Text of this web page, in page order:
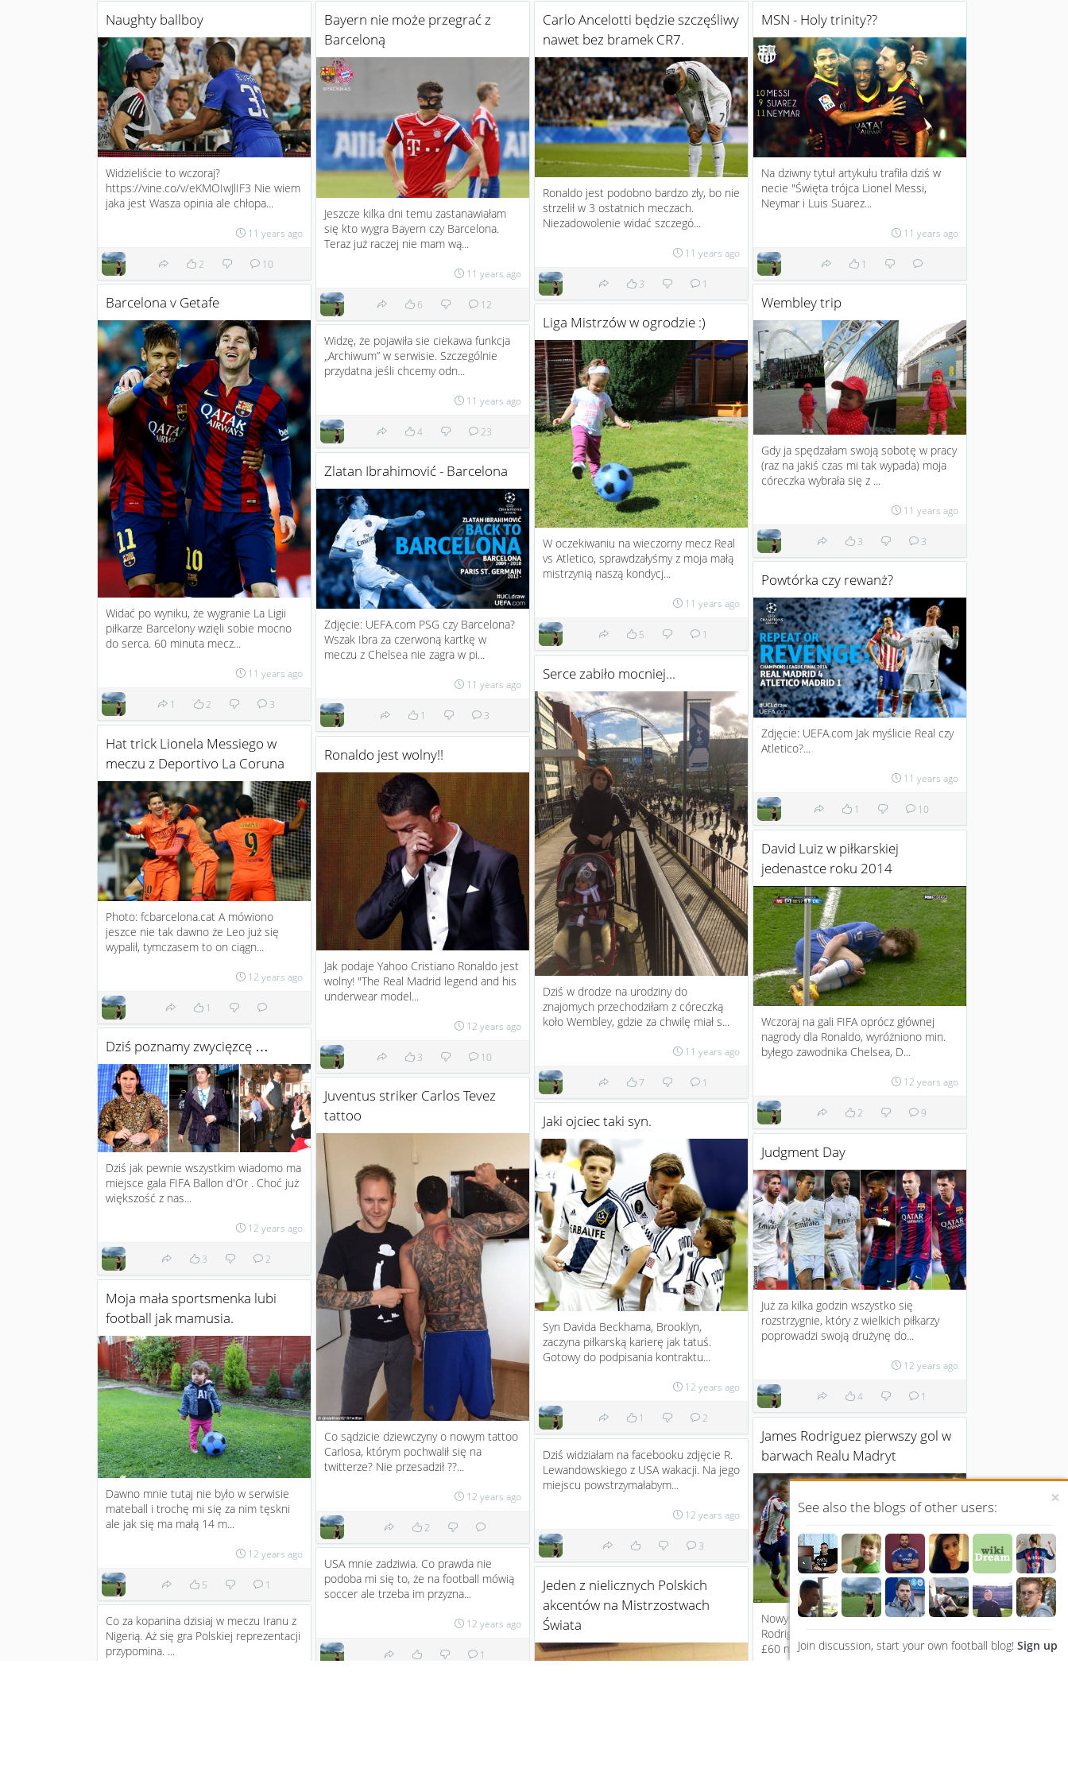
×
See also the blogs of other users:
Join discussion, start your own football blog! Sign up
Naughty ballboy
Widzieliście to wczoraj?
https://vine.co/v/eKMOIwJlIF3 Nie wiem
jaka jest Wasza opinia ale chłopa...
11 years ago
2 10
Bayern nie może przegrać z
Barceloną
Jeszcze kilka dni temu zastanawiałam
się kto wygra Bayern czy Barcelona.
Teraz już raczej nie mam wą...
11 years ago
6 12
Carlo Ancelotti będzie szczęśliwy
nawet bez bramek CR7.
Ronaldo jest podobno bardzo zły, bo nie
strzelił w 3 ostatnich meczach.
Niezadowolenie widać szczegó...
11 years ago
3 1
MSN - Holy trinity??
Na dziwny tytuł artykułu trafiła dziś w
necie "Święta trójca Lionel Messi,
Neymar i Luis Suarez...
11 years ago
1
Barcelona v Getafe
Widać po wyniku, że wygranie La Ligii
piłkarze Barcelony wzięli sobie mocno
do serca. 60 minuta mecz...
11 years ago
1 2 3
Wembley trip
Gdy ja spędzałam swoją sobotę w pracy
(raz na jakiś czas mi tak wypada) moja
córeczka wybrała się z ...
11 years ago
3 3
Liga Mistrzów w ogrodzie :)
W oczekiwaniu na wieczorny mecz Real
vs Atletico, sprawdzałyśmy z moja małą
mistrzynią naszą kondycj...
11 years ago
5 1
Widzę, że pojawiła sie ciekawa funkcja
„Archiwum” w serwisie. Szczególnie
przydatna jeśli chcemy odn...
11 years ago
4 23
Zlatan Ibrahimović - Barcelona
Zdjęcie: UEFA.com PSG czy Barcelona?
Wszak Ibra za czerwoną kartkę w
meczu z Chelsea nie zagra w pi...
11 years ago
1 3
Powtórka czy rewanż?
Zdjęcie: UEFA.com Jak myślicie Real czy
Atletico?...
11 years ago
1 10
Serce zabiło mocniej...
Dziś w drodze na urodziny do
znajomych przechodziłam z córeczką
koło Wembley, gdzie za chwilę miał s...
11 years ago
7 1
Hat trick Lionela Messiego w
meczu z Deportivo La Coruna
Photo: fcbarcelona.cat A mówiono
jeszce nie tak dawno że Leo już się
wypalił, tymczasem to on ciągn...
12 years ago
1
Ronaldo jest wolny!!
Jak podaje Yahoo Cristiano Ronaldo jest
wolny! "The Real Madrid legend and his
underwear model...
12 years ago
3 10
David Luiz w piłkarskiej
jedenastce roku 2014
Wczoraj na gali FIFA oprócz głównej
nagrody dla Ronaldo, wyróżniono min.
byłego zawodnika Chelsea, D...
12 years ago
2 9
Dziś poznamy zwycięzcę …
Dziś jak pewnie wszystkim wiadomo ma
miejsce gala FIFA Ballon d'Or . Choć już
większość z nas...
12 years ago
3 2
Juventus striker Carlos Tevez
tattoo
Co sądzicie dziewczyny o nowym tattoo
Carlosa, którym pochwalił się na
twitterze? Nie przesadził ??...
12 years ago
2
Jaki ojciec taki syn.
Syn Davida Beckhama, Brooklyn,
zaczyna piłkarską karierę jak tatuś.
Gotowy do podpisania kontraktu...
12 years ago
1 2
Judgment Day
Już za kilka godzin wszystko się
rozstrzygnie, który z wielkich piłkarzy
poprowadzi swoją drużynę do...
12 years ago
4 1
Moja mała sportsmenka lubi
football jak mamusia.
Dawno mnie tutaj nie było w serwisie
mateball i trochę mi się za nim tęskni
ale jak się ma małą 14 m...
12 years ago
5 1
James Rodriguez pierwszy gol w
barwach Realu Madryt
Nowy nabytek The Galacticos: James
Rodriguez, który przeszedł tego lata za
£60 milionów z Monaco zac...
Dziś widziałam na facebooku zdjęcie R.
Lewandowskiego z USA wakacji. Na jego
miejscu powstrzymałabym...
12 years ago
3
USA mnie zadziwia. Co prawda nie
podoba mi się to, że na football mówią
soccer ale trzeba im przyzna...
12 years ago
1
Jeden z nielicznych Polskich
akcentów na Mistrzostwach
Świata
Co za kopanina dzisiaj w meczu Iranu z
Nigerią. Aż się gra Polskiej reprezentacji
przypomina. ...